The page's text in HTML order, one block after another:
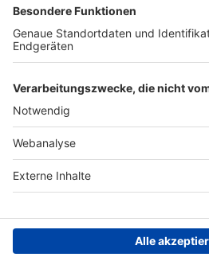
Nutzungsbedingungen Datenschutz